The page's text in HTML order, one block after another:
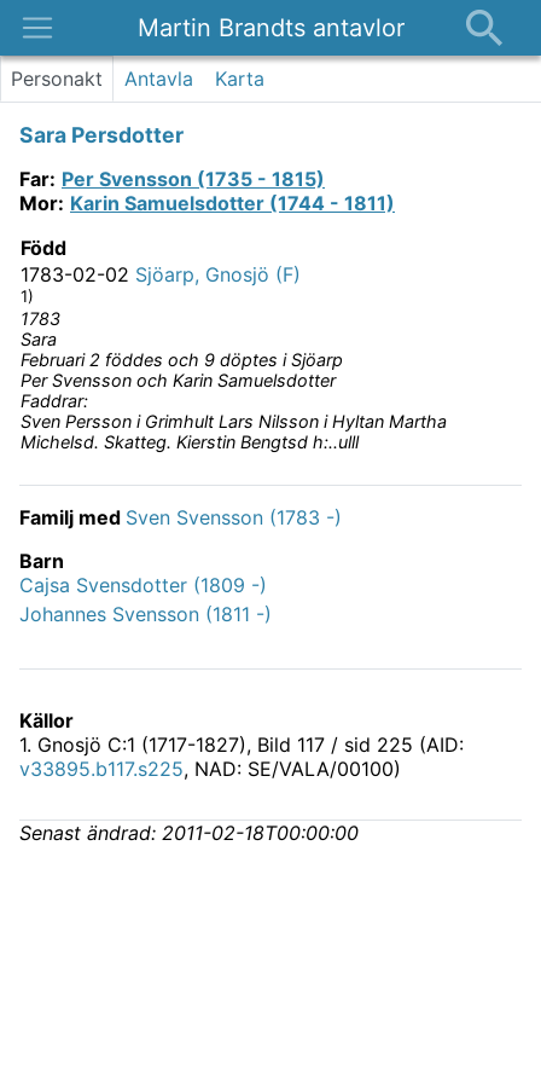
Martin Brandts antavlor
Platser
Kontakt
Personakt Antavla Karta
Sara Persdotter
Far: Per Svensson (1735 - 1815)
Mor: Karin Samuelsdotter (1744 - 1811)
Född
1783-02-02 Sjöarp, Gnosjö (F)
1)
1783
Sara
Februari 2 föddes och 9 döptes i Sjöarp
Per Svensson och Karin Samuelsdotter
Faddrar:
Sven Persson i Grimhult Lars Nilsson i Hyltan Martha
Michelsd. Skatteg. Kierstin Bengtsd h:..ulll
Familj med Sven Svensson (1783 -)
Barn
Cajsa Svensdotter (1809 -)
Johannes Svensson (1811 -)
Källor
1. Gnosjö C:1 (1717-1827), Bild 117 / sid 225 (AID:
v33895.b117.s225, NAD: SE/VALA/00100)
Senast ändrad: 2011-02-18T00:00:00